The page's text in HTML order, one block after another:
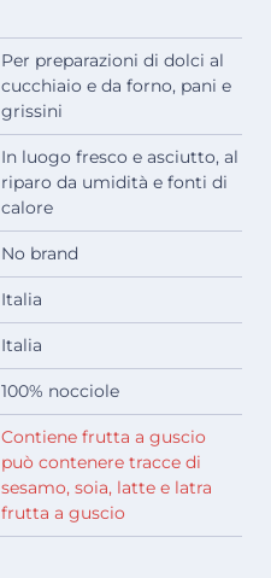
Per preparazioni di dolci al
cucchiaio e da forno, pani e
grissini
In luogo fresco e asciutto, al
riparo da umidità e fonti di
calore
No brand
Italia
Italia
100% nocciole
Contiene frutta a guscio
può contenere tracce di
sesamo, soia, latte e latra
frutta a guscio